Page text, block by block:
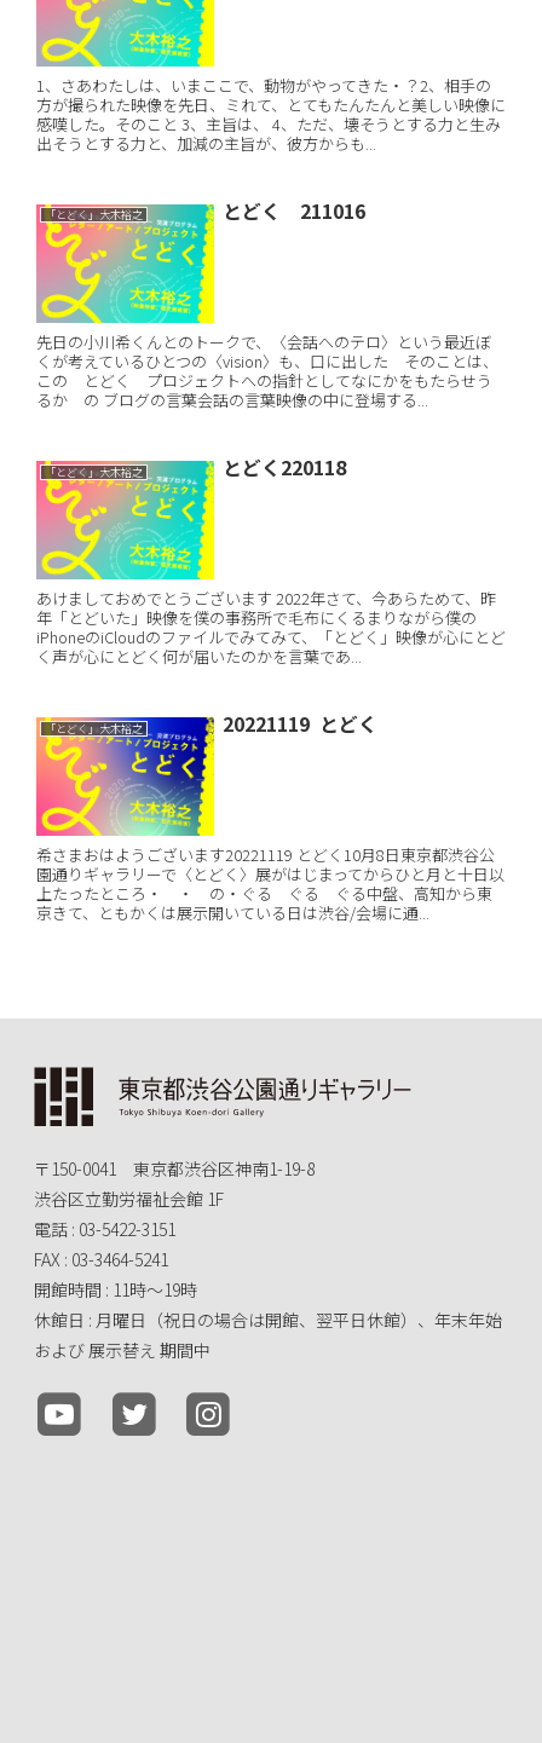
1、さあわたしは、いまここで、動物がやってきた・？2、相手の
方が撮られた映像を先日、ミれて、とてもたんたんと美しい映像に
感嘆した。そのこと 3、主旨は、 4、ただ、壊そうとする力と生み
出そうとする力と、加減の主旨が、彼方からも...
「とどく」大木裕之 とどく 211016
先日の小川希くんとのトークで、〈会話へのテロ〉という最近ぼ
くが考えているひとつの〈vision〉も、口に出した そのことは、
この とどく プロジェクトへの指針としてなにかをもたらせう
るか の ブログの言葉会話の言葉映像の中に登場する...
「とどく」大木裕之 とどく220118
あけましておめでとうございます 2022年さて、今あらためて、昨
年「とどいた」映像を僕の事務所で毛布にくるまりながら僕の
iPhoneのiCloudのファイルでみてみて、「とどく」映像が心にとど
く声が心にとどく何が届いたのかを言葉であ...
「とどく」大木裕之 20221119 とどく
希さまおはようございます20221119 とどく10月8日東京都渋谷公
園通りギャラリーで〈とどく〉展がはじまってからひと月と十日以
上たったところ・ ・ の・ぐる ぐる ぐる中盤、高知から東
京きて、ともかくは展示開いている日は渋谷/会場に通...
〒150-0041 東京都渋谷区神南1-19-8
渋谷区立勤労福祉会館 1F
電話 : 03-5422-3151
FAX : 03-3464-5241
開館時間 : 11時～19時
休館日 : 月曜日（祝日の場合は開館、翌平日休館）、年末年始
および 展示替え 期間中